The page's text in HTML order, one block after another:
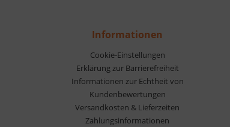
Informationen
Cookie-Einstellungen
Erklärung zur Barrierefreiheit
Informationen zur Echtheit von
Kundenbewertungen
Versandkosten & Lieferzeiten
Zahlungsinformationen